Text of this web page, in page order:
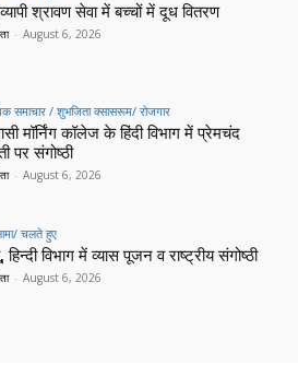
श्रावण सेवा में बच्चों में दूध वितरण
- August 6, 2026
समाचार / शुभजिता क्सासरूम/ रोजगार
मॉर्निंग कॉलेज के हिंदी विभाग में प्रेमचंद
पर संगोष्ठी
- August 6, 2026
चलते हुए
हिन्दी विभाग में व्यास पूजन व राष्ट्रीय संगोष्ठी
- August 6, 2026